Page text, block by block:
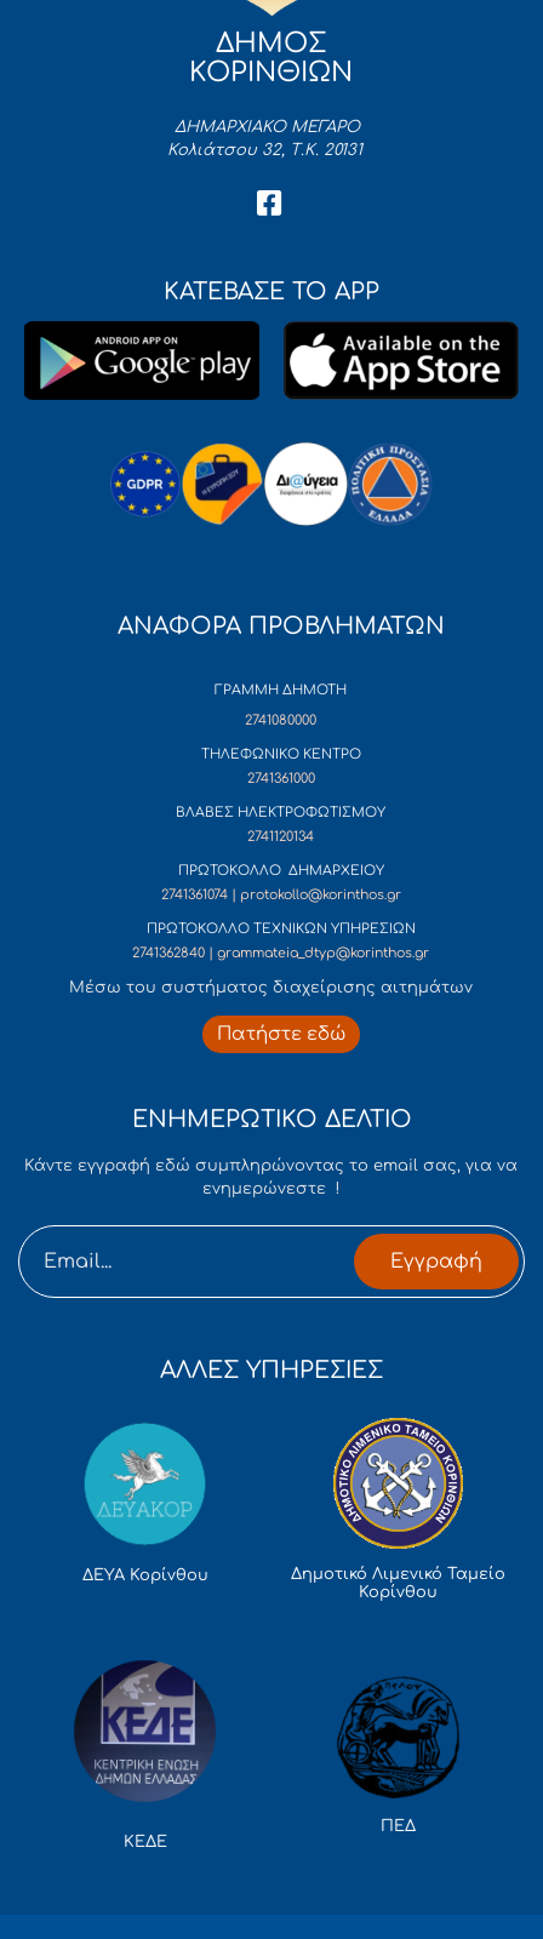
ΔΗΜΟΣ
ΚΟΡΙΝΘΙΩΝ
ΔΗΜΑΡΧΙΑΚΟ ΜΕΓΑΡΟ
Κολιάτσου 32, Τ.Κ. 20131
ΚΑΤΕΒΑΣΕ ΤΟ APP
ΑΝΑΦΟΡΑ ΠΡΟΒΛΗΜΑΤΩΝ
ΓΡΑΜΜΗ ΔΗΜΟΤΗ
2741080000
ΤΗΛΕΦΩΝΙΚΟ ΚΕΝΤΡΟ
2741361000
ΒΛΑΒΕΣ ΗΛΕΚΤΡΟΦΩΤΙΣΜΟΥ
2741120134
ΠΡΩΤΟΚΟΛΛΟ ΔΗΜΑΡΧΕΙΟΥ
2741361074 | protokollo@korinthos.gr
ΠΡΩΤΟΚΟΛΛΟ ΤΕΧΝΙΚΩΝ ΥΠΗΡΕΣΙΩΝ
2741362840 | grammateia_dtyp@korinthos.gr
Mέσω του συστήματος διαχείρισης αιτημάτων
Πατήστε εδώ
ΕΝΗΜΕΡΩΤΙΚΟ ΔΕΛΤΙΟ
Κάντε εγγραφή εδώ συμπληρώνοντας το email σας, για να
ενημερώνεστε !
Εγγραφή
ΑΛΛΕΣ ΥΠΗΡΕΣΙΕΣ
ΔΕΥΑ Κορίνθου
Δημοτικό Λιμενικό Ταμείο
Κορίνθου
ΚΕΔΕ
ΠΕΔ